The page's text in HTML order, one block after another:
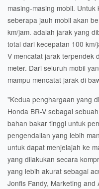
masing-masing mobil.
seberapa jauh mobil akan
km/jam. adalah jarak yang
total dari kecepatan 100
V mencatat jarak terpendek
meter. Dari seluruh mobil
mampu mencatat jarak di
"Kedua penghargaan yang
Honda BR-V sebagai
bahan bakar tinggi untuk
pengendalian yang lebih
untuk dapat menjelajah ke
yang dilakukan secara
yang lebih akurat sebagai
Jonfis Fandy, Marketing